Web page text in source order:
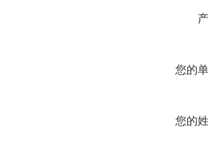
您的
您的